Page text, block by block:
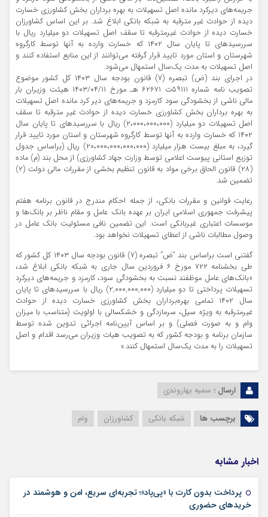
جریمه‌های دیر‌کرد مانده اصل تسهیلات به بهره برداران بخش کشاورزی خسارت
دیده از حوادث غیر مترقبه به شبکه بانکی ابلاغ شد. بر این اساس کشاورزان
خسارت دیده از حوادث غیر‌مترقبه تا سقف اصل تسهیلات دو میلیارد ریال با
سررسید‌های تا پایان سال ۱۴۰۲ که خسارت وارده به آنها توسط کارگروه
شهرستان و استان مورد تایید قرار گرفته می‌توانند از این منابع استفاده کنند و
اصل تسهیلات به مدت یک‌سال استمهال می‌شود.
در اجرای بند (ض) تبصره (۷) قانون بودجه سال ۱۴۰۳ کل کشور موضوع
تصویب نامه شماره ۵۹۱۱۱ت ۶۲۶۷۱ هـ مورخ ۱۴۰۳/۰۴/۱۱ هیئت وزیران بار
مالی ناشی از بخشودگی سود کارمزد و جریمه‌های دیر کرد مانده اصل تسهیلات
به بهره برداران بخش کشاورزی خسارت دیده از حوادث غیر مترقبه تا سقف
اصل تسهیلات دو میلیارد (۲،۰۰۰،۰۰۰،۰۰۰) ریال با سررسید‌های تا پایان سال
۱۴۰۲ که خسارت وارده به آنها توسط کارگروه شهرستان و استان مورد تایید قرار
گیرد، به مبلغ بیست هزار میلیارد (۲۰،۰۰۰،۰۰۰،۰۰۰،۰۰۰) ریال (براساس جدول
توزیع استانی پیوست اعلامی توسط وزارت جهاد کشاورزی) از محل بند (م) ماده
(۲۸) قانون الحاق برخی مواد به قانون تنظیم بخشی از مقررات مالی دولت (۲)
تضمین شد.
رعایت قوانین و مقررات بانکی، از جمله احکام مندرج در قانون برنامه هفتم
پیشرفت جمهوری اسلامی ایران بر عهده بانک عامل و مقام ناظر بر بانک‌ها و
موسسات اعتباری غیربانکی است. این تضمین نافی مسئولیت بانک عامل در
وصول مطالبات ناشی از اعطای تسهیلات نخواهد بود.
گفتنی است براساس بند “ض” تبصره (۷) قانون بودجه سال ۱۴۰۳ کل کشور که
طی بخشنامه ۷۲۲ مورخ ۶ فروردین سال جاری به شبکه بانکی ابلاغ شد،
«بانک‌های عامل موظفند نسبت به بخشودگی سود، کارمزد و جریمه‌های دیرکرد
تسهیلات پرداختی تا دو میلیارد (۲,۰۰۰,۰۰۰,۰۰۰) ریال با سررسید‌های تا پایان
سال ۱۴۰۲ تمامی بهره‌برداران بخش کشاورزی خسارت دیده از حوادث
غیرمترقبه به ویژه سیل، سرمازدگی و خشکسالی با اولویت (متناسب با میزان
وام و به صورت فصلی) و بر اساس آیین‌نامه اجرائی تدوین شده توسط
سازمان برنامه و بودجه کشور که به تصویب هیات وزیران می‌رسد اقدام و اصل
تسهیلات را به مدت یک‌سال استمهال کنند.»
ارسال : سمیه بهاروندی
برچسب ها شبکه بانکی کشاورزان وام
اخبار مشابه
پرداخت بدون کارت با «پی‌پاد»؛ تجربه‌ای سریع، امن و هوشمند در
خریدهای حضوری